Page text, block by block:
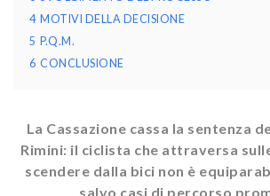
4 MOTIVI DELLA DECISIONE
5 P.Q.M.
6 CONCLUSIONE
La Cassazione cassa la sentenza
Rimini: il ciclista che attraversa
scendere dalla bici non è
salvo casi di percorso